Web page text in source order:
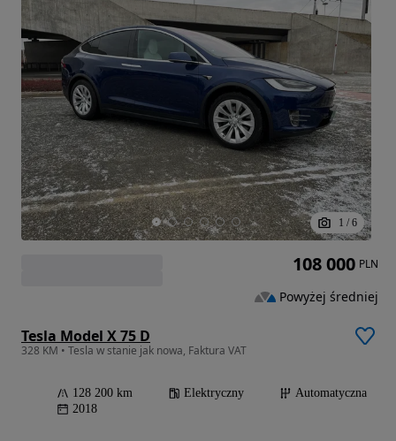
1 / 6
Tesla Model X 75 D
328 KM • Tesla w stanie jak nowa, Faktura VAT
128 200 km Elektryczny
Automatyczna
2018
108 000 PLN
Powyżej średniej